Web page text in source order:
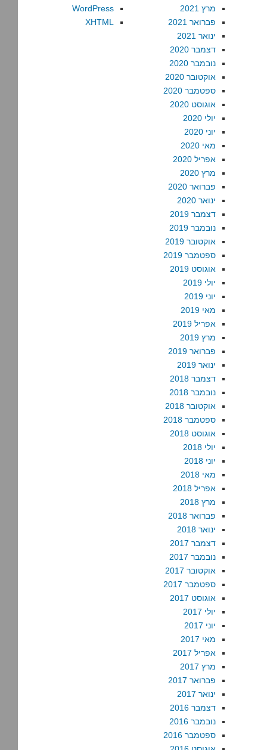
מרץ 2021
פברואר 2021
ינואר 2021
דצמבר 2020
נובמבר 2020
אוקטובר 2020
ספטמבר 2020
אוגוסט 2020
יולי 2020
יוני 2020
מאי 2020
אפריל 2020
מרץ 2020
פברואר 2020
ינואר 2020
דצמבר 2019
נובמבר 2019
אוקטובר 2019
ספטמבר 2019
אוגוסט 2019
יולי 2019
יוני 2019
מאי 2019
אפריל 2019
מרץ 2019
פברואר 2019
ינואר 2019
דצמבר 2018
נובמבר 2018
אוקטובר 2018
ספטמבר 2018
אוגוסט 2018
יולי 2018
יוני 2018
מאי 2018
אפריל 2018
מרץ 2018
פברואר 2018
ינואר 2018
דצמבר 2017
נובמבר 2017
אוקטובר 2017
ספטמבר 2017
אוגוסט 2017
יולי 2017
יוני 2017
מאי 2017
אפריל 2017
מרץ 2017
פברואר 2017
ינואר 2017
דצמבר 2016
נובמבר 2016
ספטמבר 2016
WordPress
XHTML